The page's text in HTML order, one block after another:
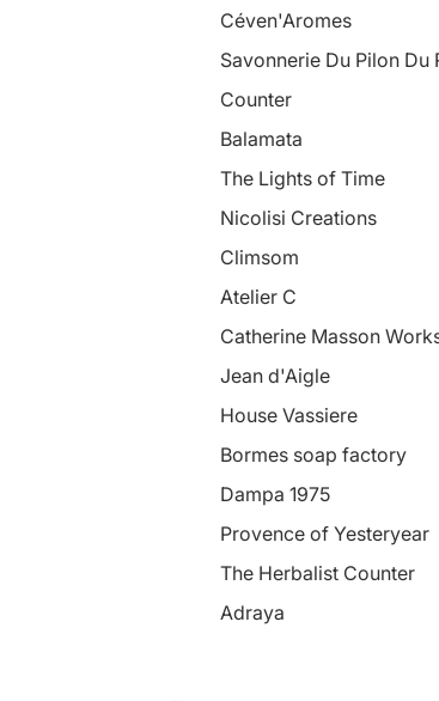
Céven'Aromes
Savonnerie Du Pilon Du
Counter
Balamata
The Lights of Time
Nicolisi Creations
Climsom
Atelier C
Catherine Masson
Jean d'Aigle
House Vassiere
Bormes soap factory
Dampa 1975
Provence of Yesteryear
The Herbalist Counter
Adraya